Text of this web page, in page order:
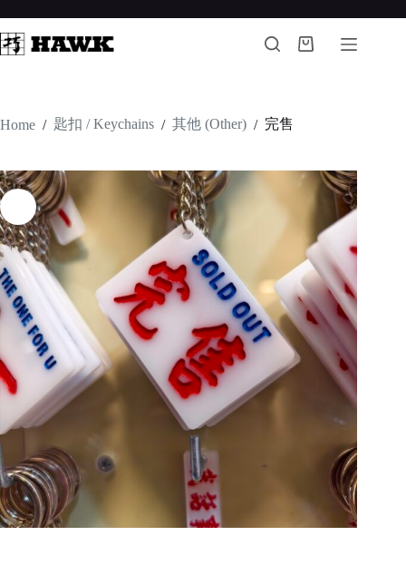
to
content
Shopping
Home / 匙扣 / Keychains / 其他 (Other) / 完售